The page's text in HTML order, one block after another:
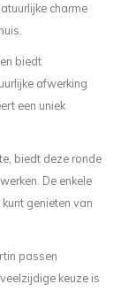
charme
biedt
afwerking
een uniek
biedt deze ronde
De enkele
genieten van
passen
keuze is